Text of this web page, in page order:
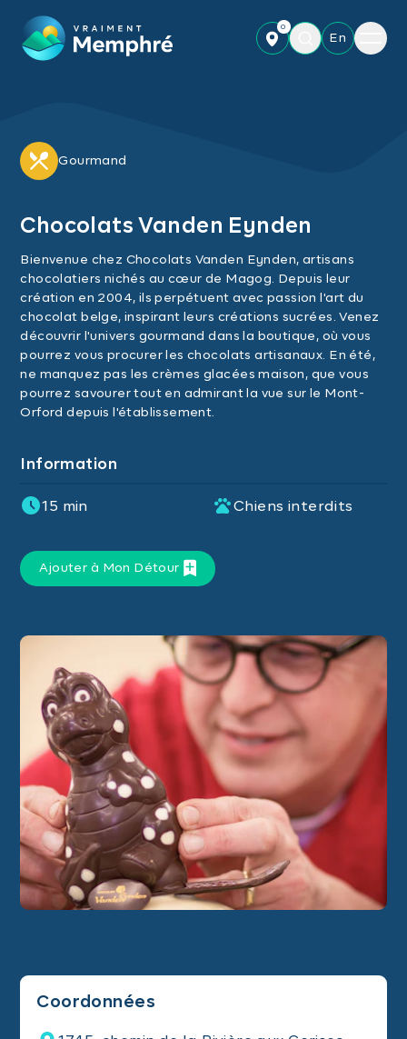
0
En
Menu
Gourmand
Chocolats Vanden Eynden
Bienvenue chez Chocolats Vanden Eynden, artisans
chocolatiers nichés au cœur de Magog. Depuis leur
création en 2004, ils perpétuent avec passion l'art du
chocolat belge, inspirant leurs créations sucrées. Venez
découvrir l'univers gourmand dans la boutique, où vous
pourrez vous procurer les chocolats artisanaux. En été,
ne manquez pas les crèmes glacées maison, que vous
pourrez savourer tout en admirant la vue sur le Mont-
Orford depuis l'établissement.
Information
15 min Chiens interdits
Ajouter à Mon Détour
Coordonnées